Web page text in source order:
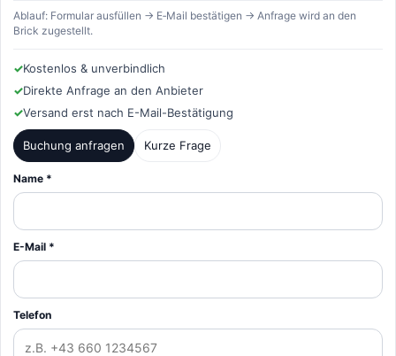
Ablauf: Formular ausfüllen → E‑Mail bestätigen → Anfrage wird an den
Brick zugestellt.
✓Kostenlos & unverbindlich
✓Direkte Anfrage an den Anbieter
✓Versand erst nach E-Mail-Bestätigung
Buchung anfragen Kurze Frage
Name *
E-Mail *
Telefon